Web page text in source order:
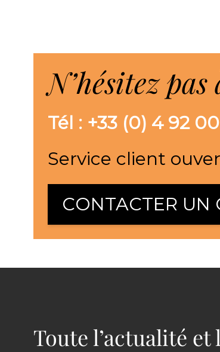
N’hésitez pas
Tél : +33 (0) 4 92
Service client
CONTACTER UN
Toute l’actualité et